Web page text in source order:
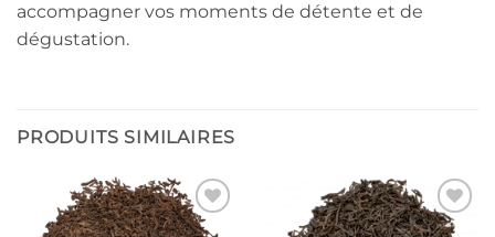
accompagner vos moments de détente et de
dégustation.
PRODUITS SIMILAIRES
Ajouter
Ajouter